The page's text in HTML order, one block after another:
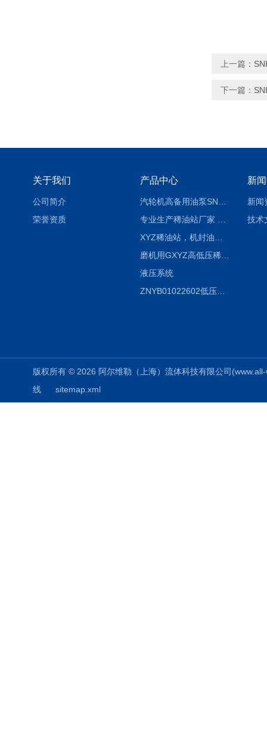
上一篇：
下一篇：
关于我们
公司简介
荣誉资质
产品中心
磨机用GXYZ高低压稀油站，静压油润滑系统
液压系统
ZNYB01022602低压螺杆泵
新
新闻
技术
版权所有 © 2026 阿尔维勒（上海）流体科技有限公司
线
sitemap.xml